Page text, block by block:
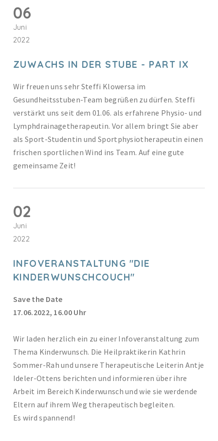
06
Juni
2022
ZUWACHS IN DER STUBE - PART IX
Wir freuen uns sehr Steffi Klowersa im
Gesundheitsstuben-Team begrüßen zu dürfen. Steffi
verstärkt uns seit dem 01.06. als erfahrene Physio- und
Lymphdrainagetherapeutin. Vor allem bringt Sie aber
als Sport-Studentin und Sportphysiotherapeutin einen
frischen sportlichen Wind ins Team. Auf eine gute
gemeinsame Zeit!
02
Juni
2022
INFOVERANSTALTUNG "DIE
KINDERWUNSCHCOUCH"
Save the Date
17.06.2022, 16.00 Uhr
Wir laden herzlich ein zu einer Infoveranstaltung zum
Thema Kinderwunsch. Die Heilpraktikerin Kathrin
Sommer-Rah und unsere Therapeutische Leiterin Antje
Ideler-Ottens berichten und informieren über ihre
Arbeit im Bereich Kinderwunsch und wie sie werdende
Eltern auf ihrem Weg therapeutisch begleiten.
Es wird spannend!